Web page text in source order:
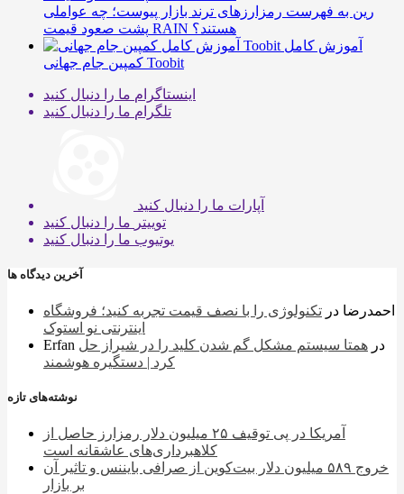
رین به فهرست رمزارزهای ترند بازار پیوست؛ چه عواملی
پشت صعود قیمت RAIN هستند؟
آموزش کامل
کمپین جام جهانی Toobit
اینستاگرام ما را دنبال کنید
تلگرام ما را دنبال کنید
آپارات ما را دنبال کنید
توییتر ما را دنبال کنید
یوتیوب ما را دنبال کنید
آخرین دیدگاه ها
احمدرضا در تکنولوژی را با نصف قیمت تجربه کنید؛ فروشگاه
اینترنتی نو استوک
Erfan
در همتا سیستم مشکل گم شدن کلید را در شیراز حل
کرد | دستگیره هوشمند
نوشته‌های تازه
آمریکا در پی توقیف ۲۵ میلیون دلار رمزارز حاصل از
کلاهبرداری‌های عاشقانه است
خروج ۵۸۹ میلیون دلار بیت‌کوین از صرافی بایننس و تاثیر آن
بر بازار